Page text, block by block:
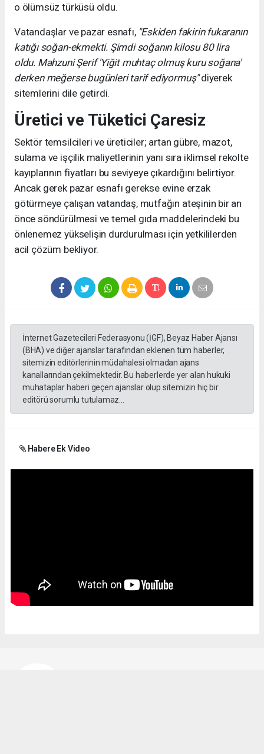
o ölümsüz türküsü oldu.
Vatandaşlar ve pazar esnafı, "Eskiden fakirin fukaranın
katığı soğan-ekmekti. Şimdi soğanın kilosu 80 lira
oldu. Mahzuni Şerif 'Yiğit muhtaç olmuş kuru soğana'
derken meğerse bugünleri tarif ediyormuş"diyerek
sitemlerini dile getirdi.
Üretici ve Tüketici Çaresiz
Sektör temsilcileri ve üreticiler; artan gübre, mazot,
sulama ve işçilik maliyetlerinin yanı sıra iklimsel rekolte
kayıplarının fiyatları bu seviyeye çıkardığını belirtiyor.
Ancak gerek pazar esnafı gerekse evine erzak
götürmeye çalışan vatandaş, mutfağın ateşinin bir an
önce söndürülmesi ve temel gıda maddelerindeki bu
önlenemez yükselişin durdurulması için yetkililerden
acil çözüm bekliyor.
İnternet Gazetecileri Federasyonu (İGF), Beyaz Haber Ajansı
(BHA) ve diğer ajanslar tarafından eklenen tüm haberler,
sitemizin editörlerinin müdahalesi olmadan ajans
kanallarından çekilmektedir. Bu haberlerde yer alan hukuki
muhataplar haberi geçen ajanslar olup sitemizin hiç bir
editörü sorumlu tutulamaz...
Habere Ek Video